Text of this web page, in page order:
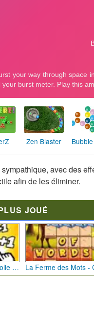
Zen Blaster
avec des
afin de les éliminer.
JOUÉ
Bébé Clic Italien: La Folie des Petits Bambins